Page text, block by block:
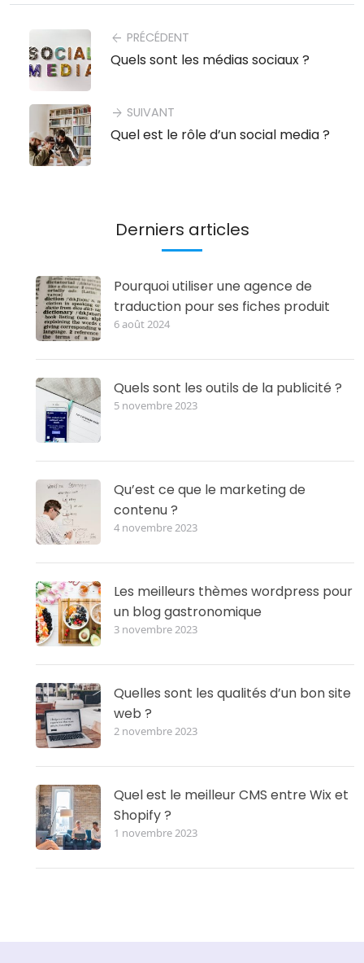
arrow_back PRÉCÉDENT
Quels sont les médias sociaux ?
arrow_forward SUIVANT
Quel est le rôle d’un social media ?
Derniers articles
Pourquoi utiliser une agence de
traduction pour ses fiches produit
6 août 2024
Quels sont les outils de la publicité ?
5 novembre 2023
Qu’est ce que le marketing de
contenu ?
4 novembre 2023
Les meilleurs thèmes wordpress pour
un blog gastronomique
3 novembre 2023
Quelles sont les qualités d’un bon site
web ?
2 novembre 2023
Quel est le meilleur CMS entre Wix et
Shopify ?
1 novembre 2023